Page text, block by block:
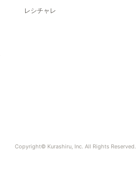
レシチャレ
Copyright© Kurashiru, Inc. All Rights Reserved.